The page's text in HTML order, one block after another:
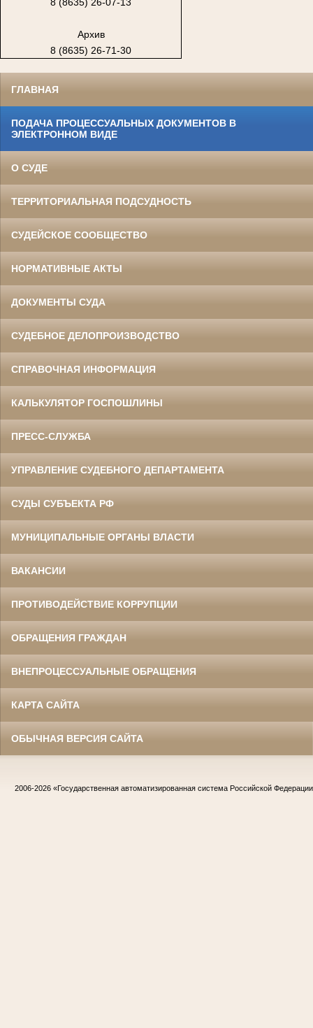
Архив
8 (8635) 26-71-30
ГЛАВНАЯ
ПОДАЧА ПРОЦЕССУАЛЬНЫХ ДОКУМЕНТОВ В
ЭЛЕКТРОННОМ ВИДЕ
О СУДЕ
ТЕРРИТОРИАЛЬНАЯ ПОДСУДНОСТЬ
СУДЕЙСКОЕ СООБЩЕСТВО
НОРМАТИВНЫЕ АКТЫ
ДОКУМЕНТЫ СУДА
СУДЕБНОЕ ДЕЛОПРОИЗВОДСТВО
СПРАВОЧНАЯ ИНФОРМАЦИЯ
КАЛЬКУЛЯТОР ГОСПОШЛИНЫ
ПРЕСС-СЛУЖБА
УПРАВЛЕНИЕ СУДЕБНОГО ДЕПАРТАМЕНТА
СУДЫ СУБЪЕКТА РФ
МУНИЦИПАЛЬНЫЕ ОРГАНЫ ВЛАСТИ
ВАКАНСИИ
ПРОТИВОДЕЙСТВИЕ КОРРУПЦИИ
ОБРАЩЕНИЯ ГРАЖДАН
ВНЕПРОЦЕССУАЛЬНЫЕ ОБРАЩЕНИЯ
КАРТА САЙТА
ОБЫЧНАЯ ВЕРСИЯ САЙТА
2006-2026 «Государственная автоматизированная система Российской